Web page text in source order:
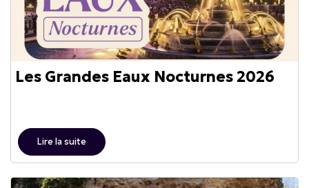
Les Grandes Eaux Nocturnes 2026
Lire la suite